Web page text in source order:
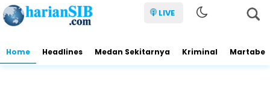
LIVE
Home Headlines Medan Sekitarnya Kriminal Martabe